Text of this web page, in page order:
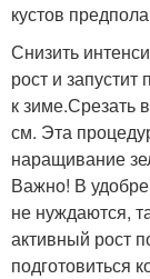
кустов
Снизить
рост и
к зиме.Срезать
см. Эта
наращивание
Важно! В
не нуждаются,
активный рост
подготовиться